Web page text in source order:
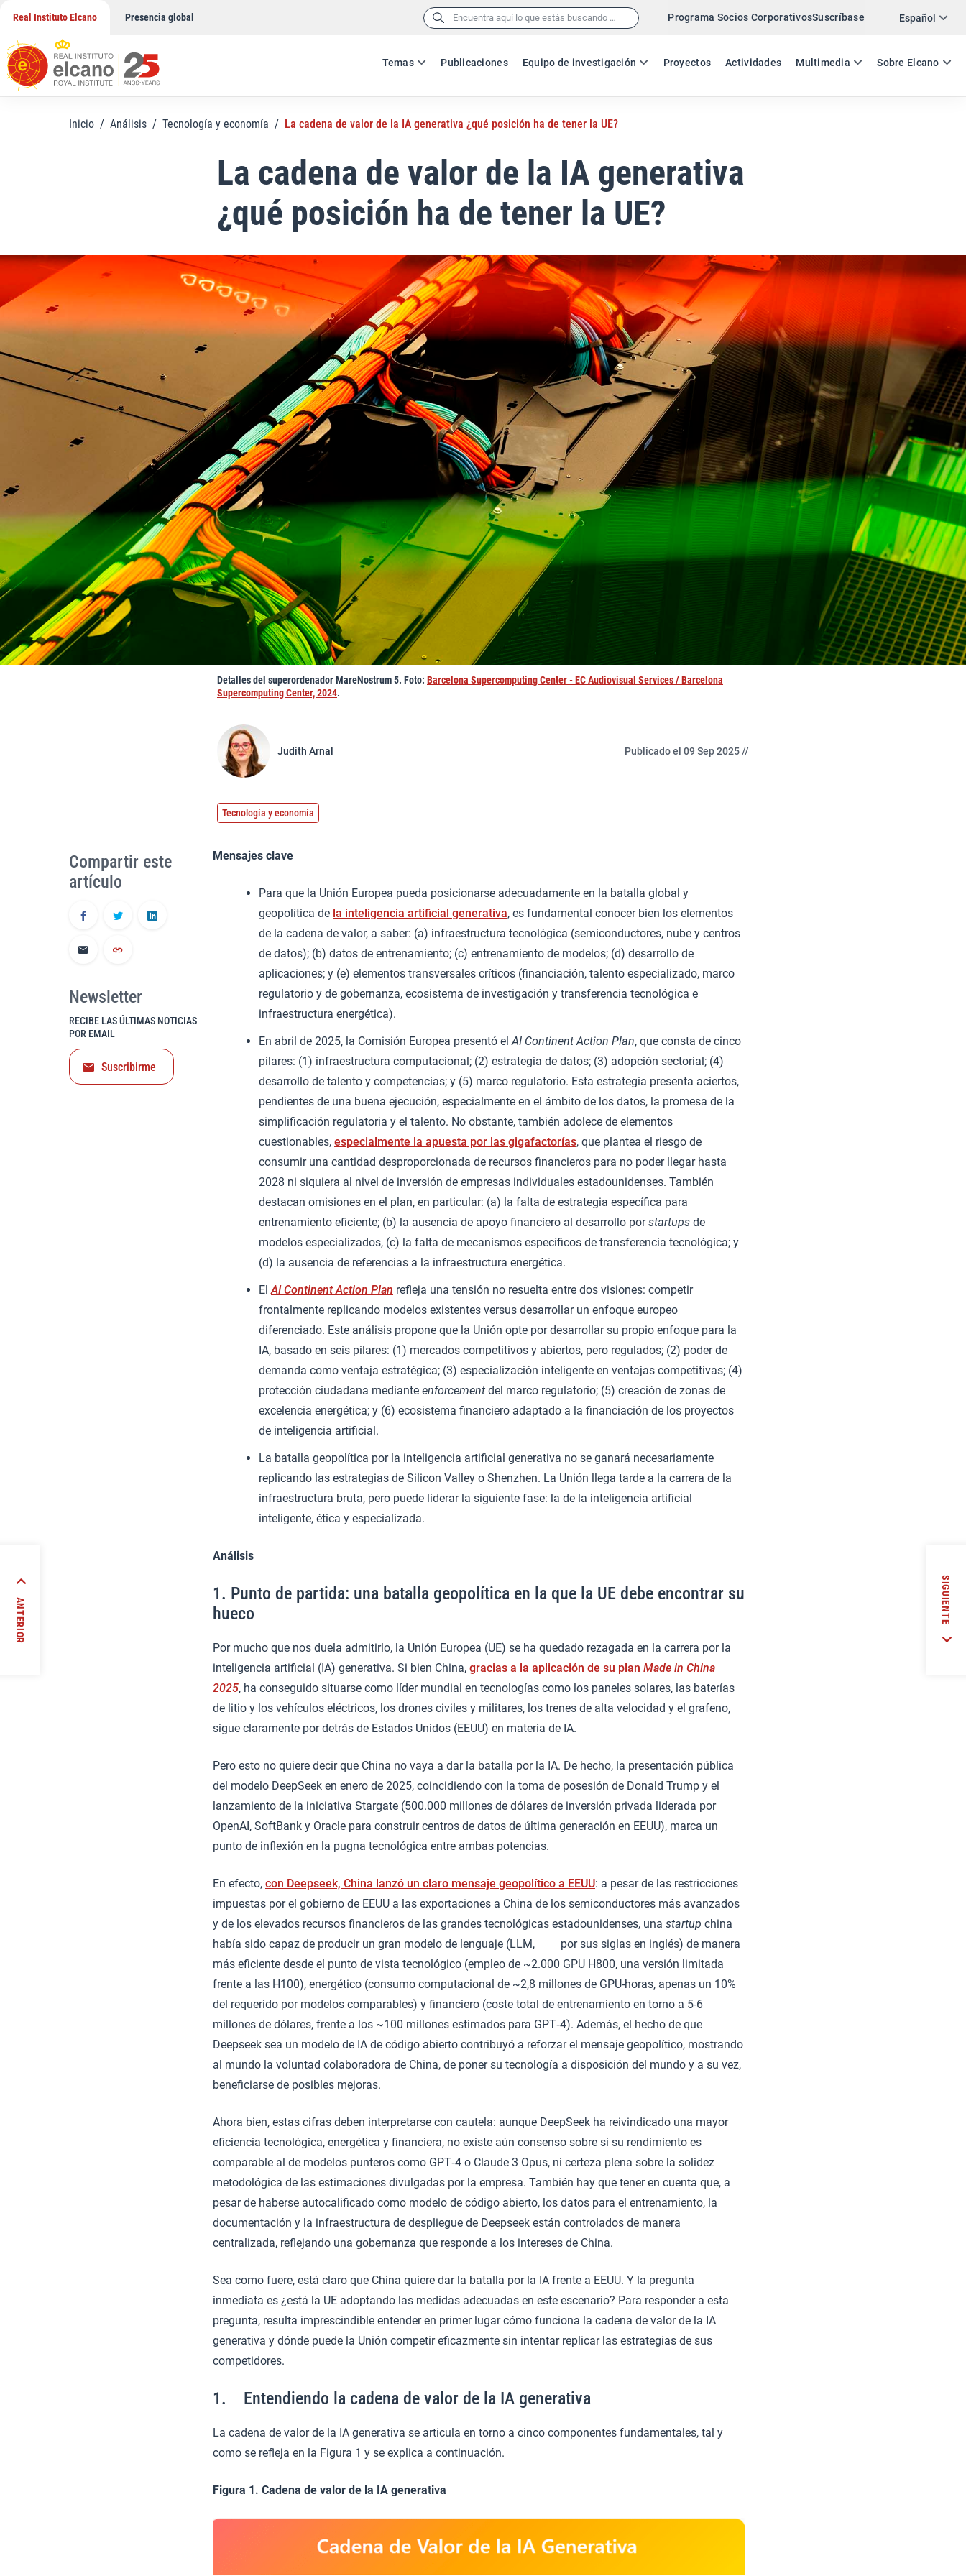
contenido
Real Instituto Elcano Presencia global Buscar: Programa Socios CorporativosSuscríbase Español
ES EN
Temas Publicaciones Equipo de investigación Proyectos Actividades Multimedia Sobre Elcano
Twitter
Inicio / Análisis / Tecnología y economía / La cadena de valor de la IA generativa ¿qué posición ha de tener la UE?
La cadena de valor de la IA generativa
¿qué posición ha de tener la UE?
Detalles del superordenador MareNostrum 5. Foto: Barcelona Supercomputing Center - EC Audiovisual Services / Barcelona
Supercomputing Center, 2024.
Judith Arnal Publicado el 09 Sep 2025 //
Tecnología y economía
Mensajes clave
Para que la Unión Europea pueda posicionarse adecuadamente en la batalla global y
geopolítica de la inteligencia artificial generativa, es fundamental conocer bien los elementos
de la cadena de valor, a saber: (a) infraestructura tecnológica (semiconductores, nube y centros
de datos); (b) datos de entrenamiento; (c) entrenamiento de modelos; (d) desarrollo de
aplicaciones; y (e) elementos transversales críticos (financiación, talento especializado, marco
regulatorio y de gobernanza, ecosistema de investigación y transferencia tecnológica e
infraestructura energética).
En abril de 2025, la Comisión Europea presentó elAI Continent Action Plan, que consta de cinco
pilares: (1) infraestructura computacional; (2) estrategia de datos; (3) adopción sectorial; (4)
desarrollo de talento y competencias; y (5) marco regulatorio. Esta estrategia presenta aciertos,
pendientes de una buena ejecución, especialmente en el ámbito de los datos, la promesa de la
simplificación regulatoria y el talento. No obstante, también adolece de elementos
cuestionables, especialmente la apuesta por las gigafactorías, que plantea el riesgo de
consumir una cantidad desproporcionada de recursos financieros para no poder llegar hasta
2028 ni siquiera al nivel de inversión de empresas individuales estadounidenses. También
destacan omisiones en el plan, en particular: (a) la falta de estrategia específica para
entrenamiento eficiente; (b) la ausencia de apoyo financiero al desarrollo porstartups de
modelos especializados, (c) la falta de mecanismos específicos de transferencia tecnológica; y
(d) la ausencia de referencias a la infraestructura energética.
ElAI Continent Action Plan refleja una tensión no resuelta entre dos visiones: competir
frontalmente replicando modelos existentes versus desarrollar un enfoque europeo
diferenciado. Este análisis propone que la Unión opte por desarrollar su propio enfoque para la
IA, basado en seis pilares: (1) mercados competitivos y abiertos, pero regulados; (2) poder de
demanda como ventaja estratégica; (3) especialización inteligente en ventajas competitivas; (4)
protección ciudadana mediante enforcement del marco regulatorio; (5) creación de zonas de
excelencia energética; y (6) ecosistema financiero adaptado a la financiación de los proyectos
de inteligencia artificial.
La batalla geopolítica por la inteligencia artificial generativa no se ganará necesariamente
replicando las estrategias de Silicon Valley o Shenzhen. La Unión llega tarde a la carrera de la
infraestructura bruta, pero puede liderar la siguiente fase: la de la inteligencia artificial
inteligente, ética y especializada.
Análisis
1. Punto de partida: una batalla geopolítica en la que la UE debe encontrar su
hueco
Por mucho que nos duela admitirlo, la Unión Europea (UE) se ha quedado rezagada en la carrera por la
inteligencia artificial (IA) generativa. Si bien China, gracias a la aplicación de su plan Made in China
2025, ha conseguido situarse como líder mundial en tecnologías como los paneles solares, las baterías
de litio y los vehículos eléctricos, los drones civiles y militares, los trenes de alta velocidad y el grafeno,
sigue claramente por detrás de Estados Unidos (EEUU) en materia de IA.
Pero esto no quiere decir que China no vaya a dar la batalla por la IA. De hecho, la presentación pública
del modelo DeepSeek en enero de 2025, coincidiendo con la toma de posesión de Donald Trump y el
lanzamiento de la iniciativa Stargate (500.000 millones de dólares de inversión privada liderada por
OpenAI, SoftBank y Oracle para construir centros de datos de última generación en EEUU), marca un
punto de inflexión en la pugna tecnológica entre ambas potencias.
En efecto, con Deepseek, China lanzó un claro mensaje geopolítico a EEUU: a pesar de las restricciones
impuestas por el gobierno de EEUU a las exportaciones a China de los semiconductores más avanzados
y de los elevados recursos financieros de las grandes tecnológicas estadounidenses, una startup china
había sido capaz de producir un gran modelo de lenguaje (LLM, por sus siglas en inglés) de manera
más eficiente desde el punto de vista tecnológico (empleo de ~2.000 GPU H800, una versión limitada
frente a las H100), energético (consumo computacional de ~2,8 millones de GPU-horas, apenas un 10%
del requerido por modelos comparables) y financiero (coste total de entrenamiento en torno a 5-6
millones de dólares, frente a los ~100 millones estimados para GPT‑4). Además, el hecho de que
Deepseek sea un modelo de IA de código abierto contribuyó a reforzar el mensaje geopolítico, mostrando
al mundo la voluntad colaboradora de China, de poner su tecnología a disposición del mundo y a su vez,
beneficiarse de posibles mejoras.
Ahora bien, estas cifras deben interpretarse con cautela: aunque DeepSeek ha reivindicado una mayor
eficiencia tecnológica, energética y financiera, no existe aún consenso sobre si su rendimiento es
comparable al de modelos punteros como GPT‑4 o Claude 3 Opus, ni certeza plena sobre la solidez
metodológica de las estimaciones divulgadas por la empresa. También hay que tener en cuenta que, a
pesar de haberse autocalificado como modelo de código abierto, los datos para el entrenamiento, la
documentación y la infraestructura de despliegue de Deepseek están controlados de manera
centralizada, reflejando una gobernanza que responde a los intereses de China.
Sea como fuere, está claro que China quiere dar la batalla por la IA frente a EEUU. Y la pregunta
inmediata es ¿está la UE adoptando las medidas adecuadas en este escenario? Para responder a esta
pregunta, resulta imprescindible entender en primer lugar cómo funciona la cadena de valor de la IA
generativa y dónde puede la Unión competir eficazmente sin intentar replicar las estrategias de sus
competidores.
1. Entendiendo la cadena de valor de la IA generativa
La cadena de valor de la IA generativa se articula en torno a cinco componentes fundamentales, tal y
como se refleja en la Figura 1 y se explica a continuación.
Figura 1. Cadena de valor de la IA generativa
Compartir este
artículo
Newsletter
RECIBE LAS ÚLTIMAS NOTICIAS
POR EMAIL
Suscribirme
ANTERIOR SIGUIENTE